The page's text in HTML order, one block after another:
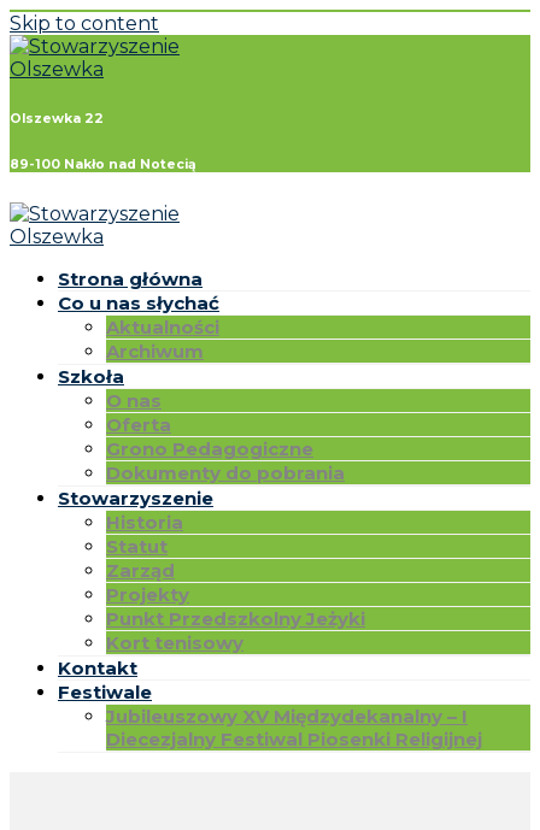
Skip to content
Olszewka 22
89-100 Nakło nad Notecią
Strona główna
Co u nas słychać
Aktualności
Archiwum
Szkoła
O nas
Oferta
Grono Pedagogiczne
Dokumenty do pobrania
Stowarzyszenie
Historia
Statut
Zarząd
Projekty
Punkt Przedszkolny Jeżyki
Kort tenisowy
Kontakt
Festiwale
Jubileuszowy XV Międzydekanalny – I
Diecezjalny Festiwal Piosenki Religijnej